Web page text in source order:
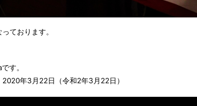
ております。
す。
年3月22日（令和2年3月22日）